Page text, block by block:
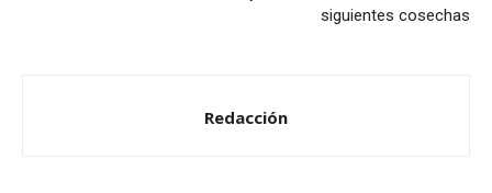
siguientes cosechas
Redacción